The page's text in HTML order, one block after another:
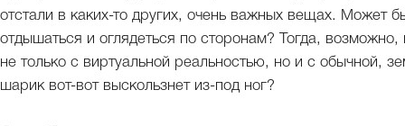
отстали в каких-то других, очень важных вещах. Может
отдышаться и оглядеться по сторонам? Тогда,
не только с виртуальной реальностью, но и с обычной,
шарик вот-вот выскользнет из-под ног?